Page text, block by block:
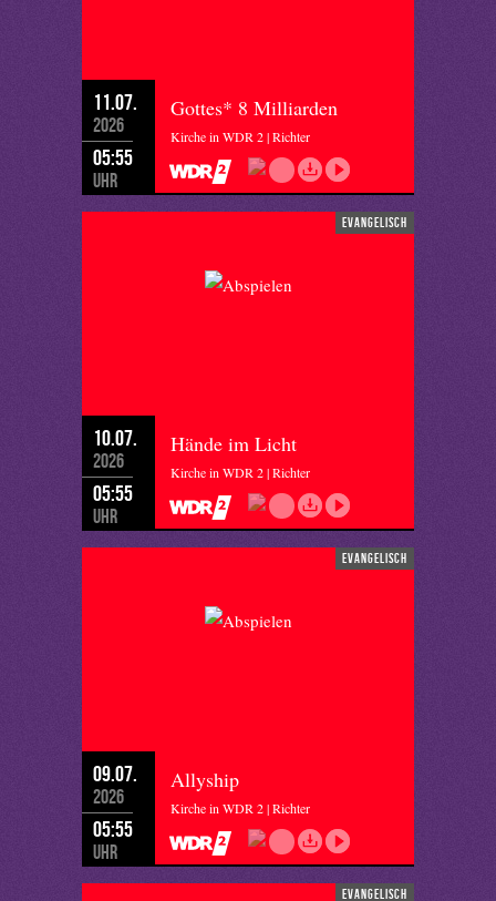
11.07.
2026
05:55
Uhr
Gottes* 8 Milliarden
Kirche in WDR 2 | Richter
evangelisch
10.07.
2026
05:55
Uhr
Hände im Licht
Kirche in WDR 2 | Richter
evangelisch
09.07.
2026
05:55
Uhr
Allyship
Kirche in WDR 2 | Richter
evangelisch